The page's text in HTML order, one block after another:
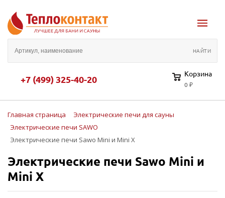
+7 (499) 325-40-20 Корзина
0 ₽
Главная страница
Электрические печи для сауны
Электрические печи SAWO
Электрические печи Sawo Mini и Mini X
Электрические печи Sawo Mini и
Mini X